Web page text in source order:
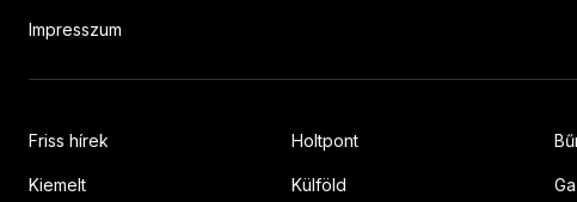
Impresszum
Friss hírek
Kiemelt
Holtpont
Külföld